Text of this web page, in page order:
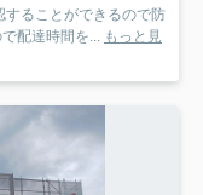
することができるので防
配達時間を... もっと見